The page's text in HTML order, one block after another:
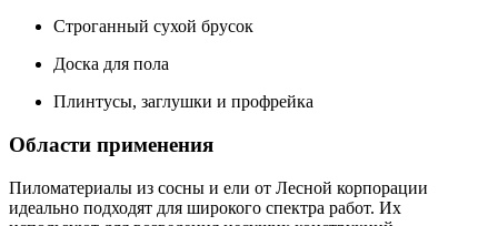
Строганный сухой брусок
Доска для пола
Плинтусы, заглушки и профрейка
Области применения
Пиломатериалы из сосны и ели от Лесной корпорации
идеально подходят для широкого спектра работ. Их